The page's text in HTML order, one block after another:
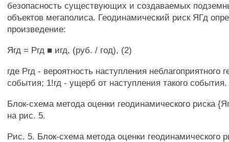
безопасность существующих и создаваемых
объектов мегаполиса. Геодинамический риск ЯГд
произведение:
Ягд = Ргд ■ игд, (руб. / год), (2)
где Ргд - вероятность наступления неблагоприятного
события; 1!гд - ущерб от наступления такого события.
Блок-схема метода оценки геодинамического риска
на рис. 5.
Рис. 5. Блок-схема метода оценки геодинамического